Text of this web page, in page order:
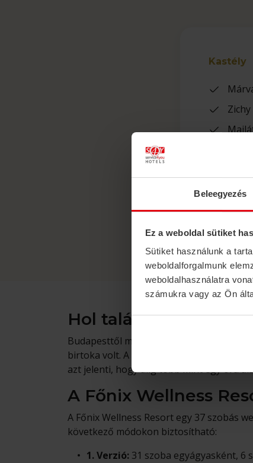
Beleegyezés
Ez a weboldal sütiket
Sütiket használunk a
weboldalforgalmunk
weboldalhasználatra
számukra vagy az Ön
Kastély
Hol található a Főnix
Budapesttől mindössze 90 km-re,
birtoka volt. A kastélyszállóban a
azt jelenti, hogy alig több mint egy óra
A Főnix Wellness
A Főnix Wellness Resort egy 37 szobás
következő módokon biztosítható:
1. Verzió: 31 szoba egyágyasként, 6